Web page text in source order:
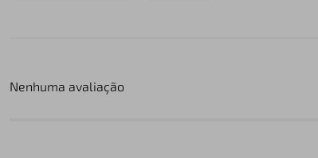
Nenhuma avaliação